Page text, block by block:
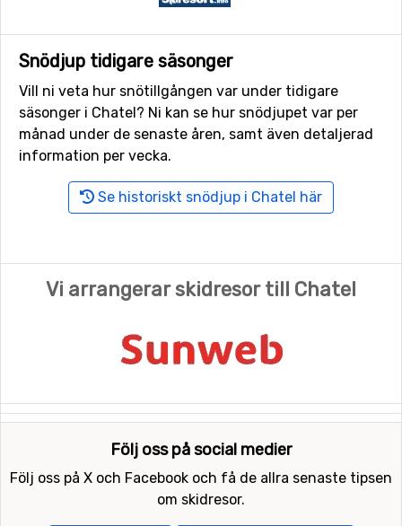
Snödjup tidigare säsonger
Vill ni veta hur snötillgången var under tidigare
säsonger i Chatel? Ni kan se hur snödjupet var per
månad under de senaste åren, samt även detaljerad
information per vecka.
Se historiskt snödjup i Chatel här
Vi arrangerar skidresor till Chatel
Följ oss på social medier
Följ oss på X och Facebook och få de allra senaste tipsen
om skidresor.